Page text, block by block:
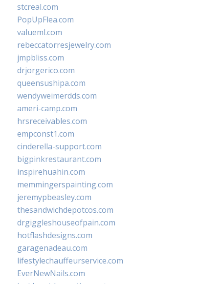
stcreal.com
PopUpFlea.com
valueml.com
rebeccatorresjewelry.com
jmpbliss.com
drjorgerico.com
queensushipa.com
wendyweimerdds.com
ameri-camp.com
hrsreceivables.com
empconst1.com
cinderella-support.com
bigpinkrestaurant.com
inspirehuahin.com
memmingerspainting.com
jeremypbeasley.com
thesandwichdepotcos.com
drgiggleshouseofpain.com
hotflashdesigns.com
garagenadeau.com
lifestylechauffeurservice.com
EverNewNails.com